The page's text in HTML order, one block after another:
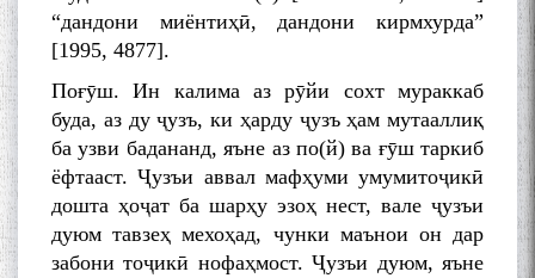
“дандони миёнтиҳӣ, дандони кирмхурда”
[1995, 4877].
Поғӯш. Ин калима аз рӯйи сохт мураккаб
буда, аз ду ҷузъ, ки ҳарду ҷузъ ҳам мутааллиқ
ба узви бадананд, яъне аз по(й) ва ғӯш таркиб
ёфтааст. Ҷузъи аввал мафҳуми умумитоҷикӣ
дошта ҳоҷат ба шарҳу эзоҳ нест, вале ҷузъи
дуюм тавзеҳ мехоҳад, чунки маънои он дар
забони тоҷикӣ нофаҳмост. Ҷузъи дуюм, яъне